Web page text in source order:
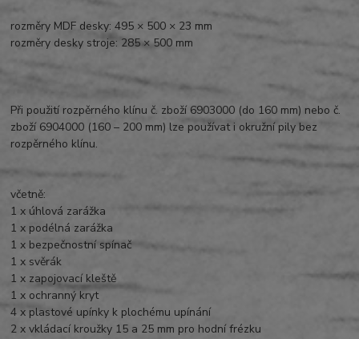
rozměry MDF desky: 495 × 500 × 23 mm
rozměry desky stroje: 285 × 500 mm
Při použití rozpěrného klínu č. zboží 6903000 (do 160 mm) nebo č.
zboží 6904000 (160 – 200 mm) lze používat i okružní pily bez
rozpěrného klínu.
včetně:
1 x úhlová zarážka
1 x podélná zarážka
1 x bezpečnostní spínač
1 x svěrák
1 x zapojovací kleště
1 x ochranný kryt
4 x plastové upínky k plochému upínání
2 x vkládací kroužky 15 a 25 mm pro hodní frézku